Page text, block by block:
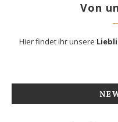
Von
Hier findet ihr unsere